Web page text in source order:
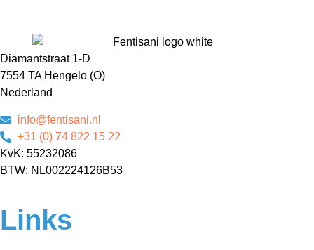
Diamantstraat 1-D
7554 TA Hengelo (O)
Nederland
info@fentisani.nl
+31 (0) 74 822 15 22
KvK: 55232086
BTW: NL002224126B53
Links